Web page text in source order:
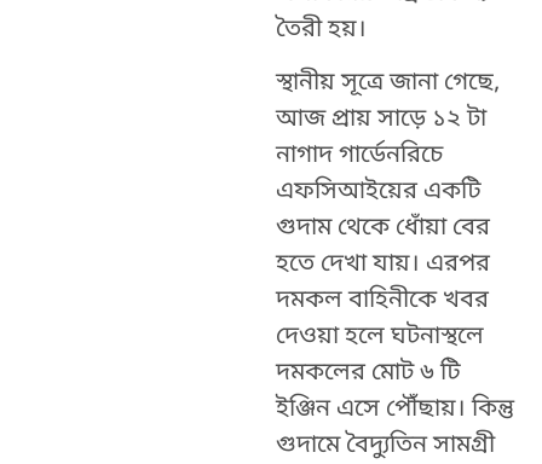
তৈরী হয়।
স্থানীয় সূত্রে জানা গেছে,
আজ প্রায় সাড়ে ১২ টা
নাগাদ গার্ডেনরিচে
এফসিআইয়ের একটি
গুদাম থেকে ধোঁয়া বের
হতে দেখা যায়। এরপর
দমকল বাহিনীকে খবর
দেওয়া হলে ঘটনাস্থলে
দমকলের মোট ৬ টি
ইঞ্জিন এসে পৌঁছায়। কিন্তু
গুদামে বৈদ্যুতিন সামগ্রী